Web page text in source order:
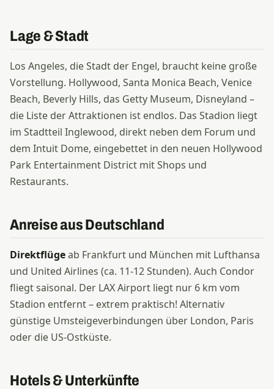
Lage & Stadt
Los Angeles, die Stadt der Engel, braucht keine große
Vorstellung. Hollywood, Santa Monica Beach, Venice
Beach, Beverly Hills, das Getty Museum, Disneyland –
die Liste der Attraktionen ist endlos. Das Stadion liegt
im Stadtteil Inglewood, direkt neben dem Forum und
dem Intuit Dome, eingebettet in den neuen Hollywood
Park Entertainment District mit Shops und
Restaurants.
Anreise aus Deutschland
Direktflügeab Frankfurt und München mit Lufthansa
und United Airlines (ca. 11-12 Stunden). Auch Condor
fliegt saisonal. Der LAX Airport liegt nur 6 km vom
Stadion entfernt – extrem praktisch! Alternativ
günstige Umsteigeverbindungen über London, Paris
oder die US-Ostküste.
Hotels & Unterkünfte